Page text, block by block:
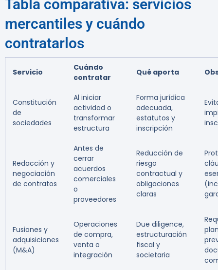
Tabla comparativa: servicios
mercantiles y cuándo
contratarlos
Servicio
Cuándo
contratar
Qué aporta
Constitución
de
sociedades
Al iniciar
actividad o
transformar
estructura
Forma jurídica
adecuada,
estatutos y
inscripción
Redacción y
negociación
de contratos
Antes de
cerrar
acuerdos
comerciales
o
proveedores
Reducción de
riesgo
contractual y
obligaciones
claras
Fusiones y
adquisiciones
(M&A)
Operaciones
de compra,
venta o
integración
Due diligence,
estructuración
fiscal y
societaria